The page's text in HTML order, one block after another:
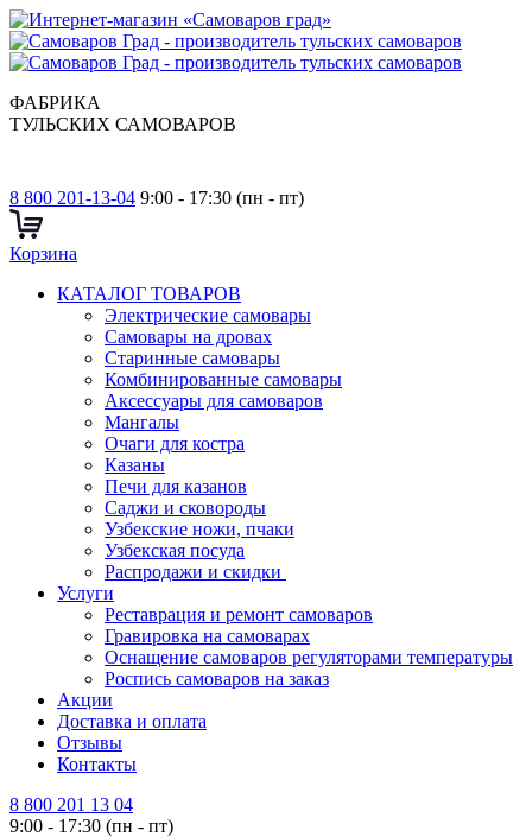
ФАБРИКА
ТУЛЬСКИХ САМОВАРОВ
8 800 201-13-04 9:00 - 17:30 (пн - пт)
Корзина
КАТАЛОГ ТОВАРОВ
Электрические самовары
Cамовары на дровах
Старинные самовары
Комбинированные самовары
Аксессуары для самоваров
Мангалы
Очаги для костра
Казаны
Печи для казанов
Саджи и сковороды
Узбекские ножи, пчаки
Узбекская посуда
Распродажи и скидки
Услуги
Реставрация и ремонт самоваров
Гравировка на самоварах
Оснащение самоваров регуляторами температуры
Роспись самоваров на заказ
Акции
Доставка и оплата
Отзывы
Контакты
8 800 201 13 04
9:00 - 17:30 (пн - пт)